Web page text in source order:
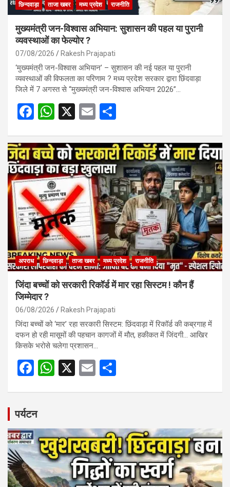
छिन्दवाड़ा ताजा खबर मध्य प्रदेश राजनीति
मुख्यमंत्री जन-विश्वास अभियान: सुशासन की पहल या पुरानी
व्यवस्थाओं का फेल्योर ?
07/08/2026 Rakesh Prajapati
‘मुख्यमंत्री जन-विश्वास अभियान’ – सुशासन की नई पहल या पुरानी
व्यवस्थाओं की विफलता का परिणाम ? मध्य प्रदेश सरकार द्वारा छिंदवाड़ा
जिले में 7 अगस्त से “मुख्यमंत्री जन-विश्वास अभियान 2026”…
F
ce
b
o
o
k
W
at
s
A
p
p
X
E
ail ar
e
अपराध छिन्दवाड़ा ताजा खबर मध्य प्रदेश राजनीति
जिंदा बच्चों को सरकारी रिकॉर्ड में मार रहा सिस्टम ! कौन हैं
जिम्मेदार ?
06/08/2026 Rakesh Prajapati
जिंदा बच्चों को ‘मार’ रहा सरकारी सिस्टम: छिंदवाड़ा में रिकॉर्ड की कब्रगाह में
दफन हो रही मासूमों की पहचान कागजों में मौत, हकीकत में जिंदगी… आखिर
किसके भरोसे चलेगा प्रशासन…
F
b
o
o
k
W
A
p
p
X
E
पर्यटन